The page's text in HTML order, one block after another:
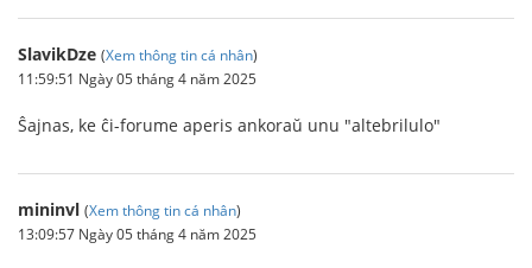
SlavikDze (Xem thông tin cá nhân)
11:59:51 Ngày 05 tháng 4 năm 2025
Ŝajnas, ke ĉi-forume aperis ankoraŭ unu "altebrilulo"
mininvl (Xem thông tin cá nhân)
13:09:57 Ngày 05 tháng 4 năm 2025